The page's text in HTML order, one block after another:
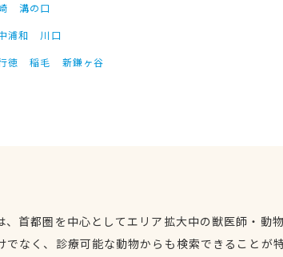
溝の口
浦和
川口
徳 稲毛 新鎌ヶ谷
、首都圏を中心としてエリア拡大中の獣医師・動
でなく、診療可能な動物からも検索できることが